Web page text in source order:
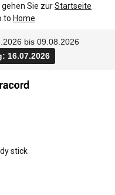
Sie zurStartseite
to Home
bis 09.08.2026
16.07.2026